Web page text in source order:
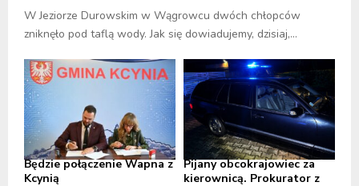
W Jeziorze Durowskim w Wągrowcu dwóch chłopców
zniknęło pod taflą wody. Jak się dowiadujemy, dzisiaj,...
Będzie połączenie Wapna z
Kcynią
Pijany obcokrajowiec za
kierownicą. Prokurator z